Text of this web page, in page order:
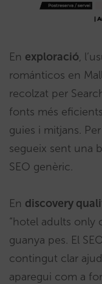
En exploració,
románticos en
recolzat per
fonts més
guies i mitjans.
segueix sent una
SEO genèric.
En discovery
“hotel adults only
guanya pes. El
contingut clar
aparegui com a